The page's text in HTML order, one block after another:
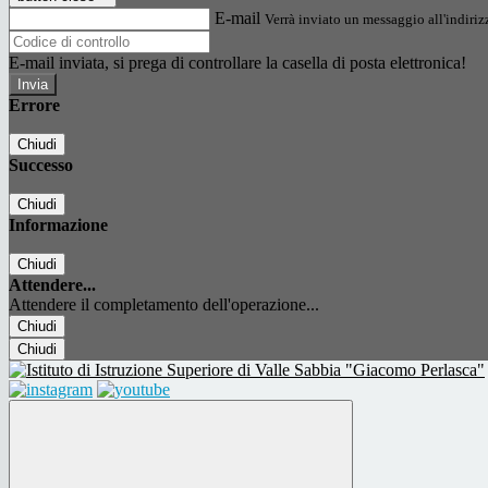
E-mail Verrà inviato un messaggio
E-mail inviata, si prega di controllare la casella di posta elettronica!
Errore
Chiudi
Successo
Chiudi
Informazione
Chiudi
Attendere...
Attendere il completamento dell'operazione...
Chiudi
Chiudi